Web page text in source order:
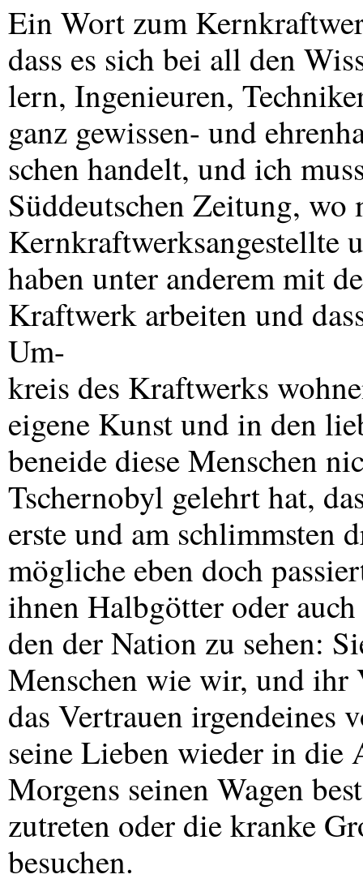
Ein Wort zum
dass es sich bei all den
lern, Ingenieuren,
ganz gewissen- und
schen handelt, und ich
Süddeutschen Zeitung, wo
Kernkraftwerksangestellte
haben unter anderem mit
Kraftwerk arbeiten und
Um-
kreis des Kraftwerks
eigene Kunst und in den
beneide diese Menschen
Tschernobyl gelehrt hat,
erste und am schlimmsten
mögliche eben doch
ihnen Halbgötter oder
den der Nation zu sehen:
Menschen wie wir, und ihr
das Vertrauen irgendeines
seine Lieben wieder in die
Morgens seinen Wagen
zutreten oder die kranke
besuchen.